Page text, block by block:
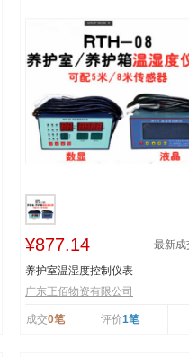
¥877.14 最新成
养护室温湿度控制仪表
广东正佰物资有限公司
成交0笔 评价1笔